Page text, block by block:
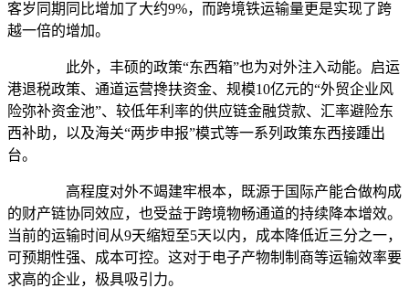
客岁同期同比增加了大约9%，而跨境铁运输量更是实现了跨
越一倍的增加。
此外，丰硕的政策“东西箱”也为对外注入动能。启运
港退税政策、通道运营搀扶资金、规模10亿元的“外贸企业风
险弥补资金池”、较低年利率的供应链金融贷款、汇率避险东
西补助，以及海关“两步申报”模式等一系列政策东西接踵出
台。
高程度对外不竭建牢根本，既源于国际产能合做构成
的财产链协同效应，也受益于跨境物畅通道的持续降本增效。
当前的运输时间从9天缩短至5天以内，成本降低近三分之一，
可预期性强、成本可控。这对于电子产物制制商等运输效率要
求高的企业，极具吸引力。